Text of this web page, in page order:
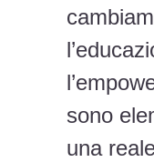
sono
una